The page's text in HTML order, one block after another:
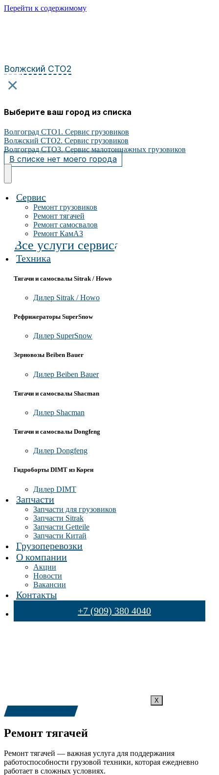
Перейти к содержимому
Волжский СТО2
×
Выберите ваш город из списка
Волгоград СТО1. Сервис грузовиков
Волжский СТО2. Сервис грузовиков
Волгоград СТО3. Сервис малотоннажных грузовиков
В списке нет моего города
Сервис
Ремонт грузовиков
Ремонт тягачей
Ремонт самосвалов
Ремонт КамАЗ
Все услуги сервиса
Техника
Тягачи и самосвалы Sitrak / Howo
Дилер Sitrak / Howo
Рефрижераторы SuperSnow
Дилер SuperSnow
Зерновозы Beiben Bauer
Дилер Beiben Bauer
Тягачи и самосвалы Shacman
Дилер Shacman
Тягачи и самосвалы Dongfeng
Дилер Dongfeng
Гидроборты DIMT из Кореи
Дилер DIMT
Запчасти
Запчасти для грузовиков
Запчасти Sitrak
Запчасти Getteile
Запчасти Китай
Грузоперевозки
О компании
Акции
Новости
Вакансии
Контакты
+7 (909) 380 4040
X
+7 (909) 380-4040
Ремонт тягачей
Ремонт тягачей — важная услуга для поддержания
работоспособности грузовой техники, которая ежедневно
работает в сложных условиях.